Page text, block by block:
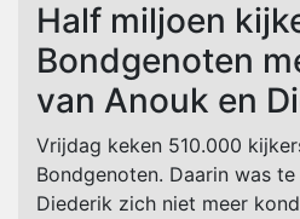
Half miljoen
Bondgenoten
van Anouk en
Vrijdag keken 510.000
Bondgenoten. Daarin was
Diederik zich niet meer